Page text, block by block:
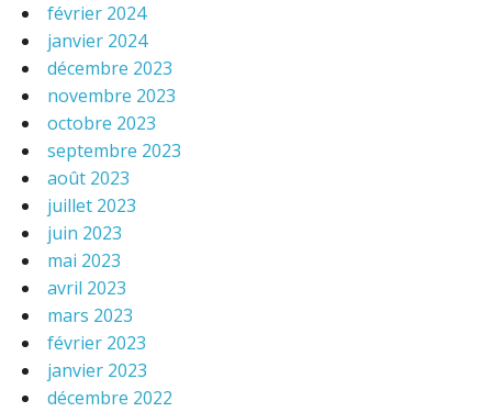
février 2024
janvier 2024
décembre 2023
novembre 2023
octobre 2023
septembre 2023
août 2023
juillet 2023
juin 2023
mai 2023
avril 2023
mars 2023
février 2023
janvier 2023
décembre 2022